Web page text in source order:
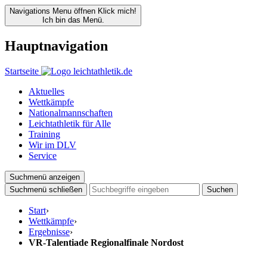
Navigations Menu öffnen Klick mich!
Ich bin das Menü.
Hauptnavigation
Startseite
Aktuelles
Wettkämpfe
Nationalmannschaften
Leichtathletik für Alle
Training
Wir im DLV
Service
Suchmenü anzeigen
Suchmenü schließen
Suchen
Start›
Wettkämpfe›
Ergebnisse›
VR-Talentiade Regionalfinale Nordost